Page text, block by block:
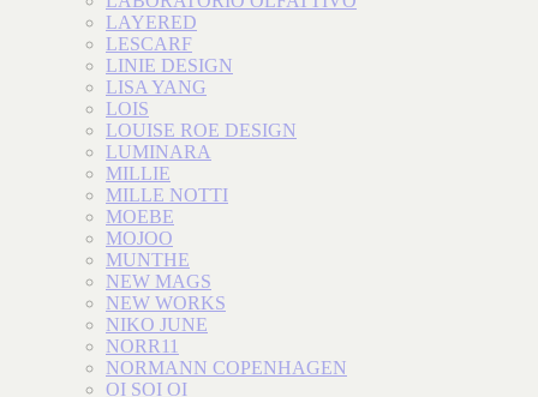
LAYERED
LESCARF
LINIE DESIGN
LISA YANG
LOIS
LOUISE ROE DESIGN
LUMINARA
MILLIE
MILLE NOTTI
MOEBE
MOJOO
MUNTHE
NEW MAGS
NEW WORKS
NIKO JUNE
NORR11
NORMANN COPENHAGEN
OI SOI OI